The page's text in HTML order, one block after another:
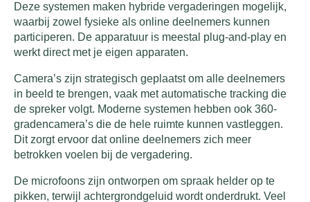
Deze systemen maken hybride vergaderingen mogelijk,
waarbij zowel fysieke als online deelnemers kunnen
participeren. De apparatuur is meestal plug-and-play en
werkt direct met je eigen apparaten.
Camera’s zijn strategisch geplaatst om alle deelnemers
in beeld te brengen, vaak met automatische tracking die
de spreker volgt. Moderne systemen hebben ook 360-
gradencamera’s die de hele ruimte kunnen vastleggen.
Dit zorgt ervoor dat online deelnemers zich meer
betrokken voelen bij de vergadering.
De microfoons zijn ontworpen om spraak helder op te
pikken, terwijl achtergrondgeluid wordt onderdrukt. Veel